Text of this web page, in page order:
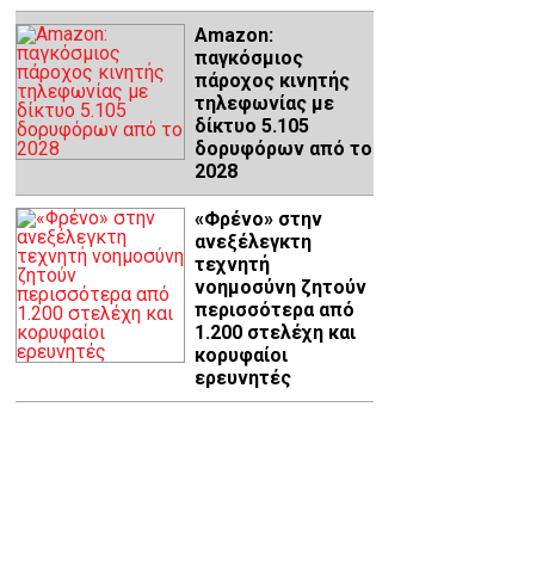
Amazon:
παγκόσμιος
πάροχος κινητής
τηλεφωνίας με
δίκτυο 5.105
δορυφόρων από το
2028
«Φρένο» στην
ανεξέλεγκτη
τεχνητή
νοημοσύνη ζητούν
περισσότερα από
1.200 στελέχη και
κορυφαίοι
ερευνητές